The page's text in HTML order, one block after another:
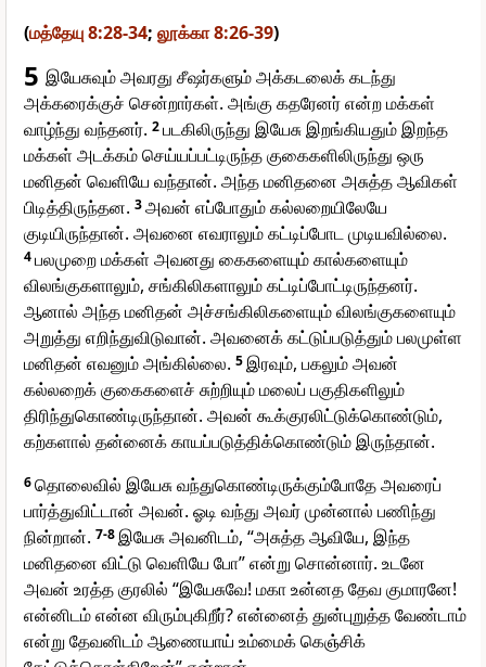
(மத்தேயு 8:28-34; லூக்கா 8:26-39)
5 இயேசுவும் அவரது சீஷர்களும் அக்கடலைக் கடந்து
அக்கரைக்குச் சென்றார்கள். அங்கு கதரேனர் என்ற மக்கள்
வாழ்ந்து வந்தனர். 2படகிலிருந்து இயேசு இறங்கியதும் இறந்த
மக்கள் அடக்கம் செய்யப்பட்டிருந்த குகைகளிலிருந்து ஒரு
மனிதன் வெளியே வந்தான். அந்த மனிதனை அசுத்த ஆவிகள்
பிடித்திருந்தன. 3அவன் எப்போதும் கல்லறையிலேயே
குடியிருந்தான். அவனை எவராலும் கட்டிப்போட முடியவில்லை.
4பலமுறை மக்கள் அவனது கைகளையும் கால்களையும்
விலங்குகளாலும், சங்கிலிகளாலும் கட்டிப்போட்டிருந்தனர்.
ஆனால் அந்த மனிதன் அச்சங்கிலிகளையும் விலங்குகளையும்
அறுத்து எறிந்துவிடுவான். அவனைக் கட்டுப்படுத்தும் பலமுள்ள
மனிதன் எவனும் அங்கில்லை. 5இரவும், பகலும் அவன்
கல்லறைக் குகைகளைச் சுற்றியும் மலைப் பகுதிகளிலும்
திரிந்துகொண்டிருந்தான். அவன் கூக்குரலிட்டுக்கொண்டும்,
கற்களால் தன்னைக் காயப்படுத்திக்கொண்டும் இருந்தான்.
6தொலைவில் இயேசு வந்துகொண்டிருக்கும்போதே அவரைப்
பார்த்துவிட்டான் அவன். ஓடி வந்து அவர் முன்னால் பணிந்து
நின்றான். 7-8இயேசு அவனிடம், “அசுத்த ஆவியே, இந்த
மனிதனை விட்டு வெளியே போ” என்று சொன்னார். உடனே
அவன் உரத்த குரலில் “இயேசுவே! மகா உன்னத தேவ குமாரனே!
என்னிடம் என்ன விரும்புகிறீர்? என்னைத் துன்புறுத்த வேண்டாம்
என்று தேவனிடம் ஆணையாய் உம்மைக் கெஞ்சிக்